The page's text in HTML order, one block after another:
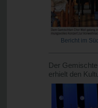
Bericht im
Der
erhielt den